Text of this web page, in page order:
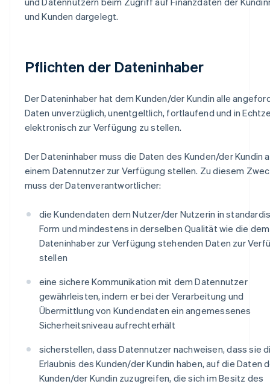
und Kunden dargelegt.
Pflichten der Dateninhaber
Der Dateninhaber hat dem Kunden/der Kundin alle
Daten unverzüglich, unentgeltlich, fortlaufend und in
elektronisch zur Verfügung zu stellen.
Der Dateninhaber muss die Daten des Kunden/der Kundin
einem Datennutzer zur Verfügung stellen. Zu diesem
muss der Datenverantwortlicher:
die Kundendaten dem Nutzer/der Nutzerin in
Form und mindestens in derselben Qualität wie die dem
Dateninhaber zur Verfügung stehenden Daten zur
stellen
eine sichere Kommunikation mit dem Datennutzer
gewährleisten, indem er bei der Verarbeitung und
Übermittlung von Kundendaten ein angemessenes
Sicherheitsniveau aufrechterhält
sicherstellen, dass Datennutzer nachweisen, dass sie
Erlaubnis des Kunden/der Kundin haben, auf die Daten
Kunden/der Kundin zuzugreifen, die sich im Besitz des